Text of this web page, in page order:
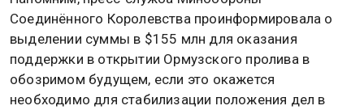
Соединённого Королевства проинформировала о
выделении суммы в $155 млн для оказания
поддержки в открытии Ормузского пролива в
обозримом будущем, если это окажется
необходимо для стабилизации положения дел в